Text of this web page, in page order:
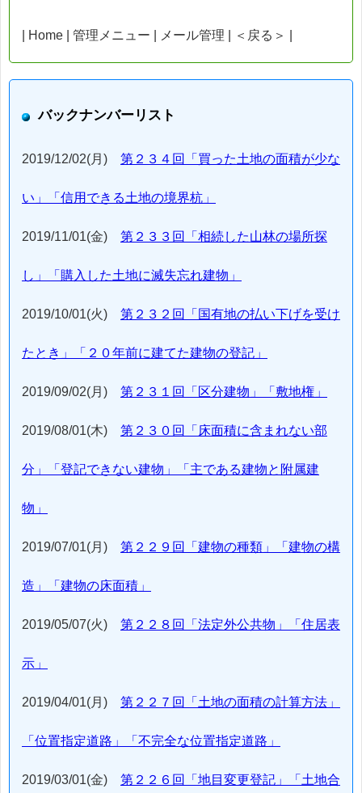
| Home | 管理メニュー | メール管理 | ＜戻る＞ |
バックナンバーリスト
2019/12/02(月) 第２３４回「買った土地の面積が少な
い」「信用できる土地の境界杭」
2019/11/01(金) 第２３３回「相続した山林の場所探
し」「購入した土地に滅失忘れ建物」
2019/10/01(火) 第２３２回「国有地の払い下げを受け
たとき」「２０年前に建てた建物の登記」
2019/09/02(月) 第２３１回「区分建物」「敷地権」
2019/08/01(木) 第２３０回「床面積に含まれない部
分」「登記できない建物」「主である建物と附属建
物」
2019/07/01(月) 第２２９回「建物の種類」「建物の構
造」「建物の床面積」
2019/05/07(火) 第２２８回「法定外公共物」「住居表
示」
2019/04/01(月) 第２２７回「土地の面積の計算方法」
「位置指定道路」「不完全な位置指定道路」
2019/03/01(金) 第２２６回「地目変更登記」「土地合